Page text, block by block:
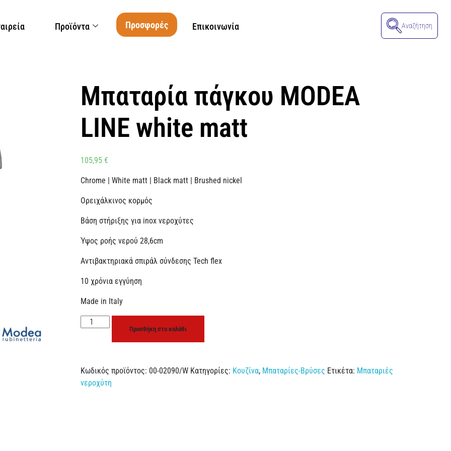
Προϊόντα Προσφορές Επικοινωνία Αναζήτηση
Μπαταρία πάγκου MODEA
LINE white matt
105,95€
Chrome | White matt | Black matt | Brushed nickel
Ορειχάλκινος κορμός
Βάση στήριξης για inox νεροχύτες
Ύψος ροής νερού 28,6cm
Αντιβακτηριακά σπιράλ σύνδεσης Tech flex
10 χρόνια εγγύηση
Made in Italy
Προσθήκη στο καλάθι
Κωδικός προϊόντος: 00-02090/W Κατηγορίες: Κουζίνα, Μπαταρίες-Βρύσες Ετικέτα: Μπαταριές
νεροχύτη